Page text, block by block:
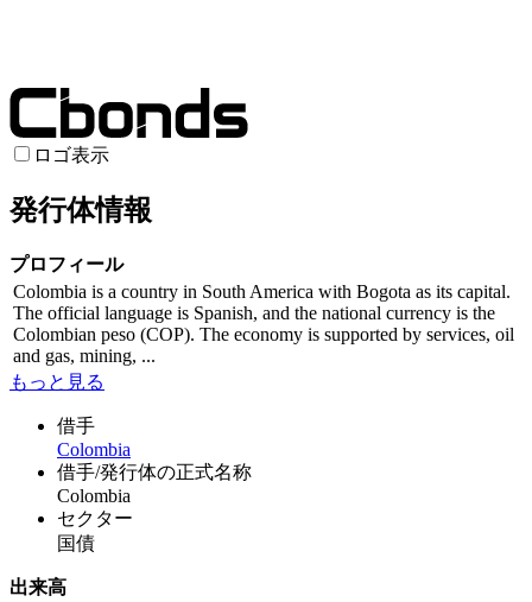
ロゴ表示
発行体情報
プロフィール
Colombia is a country in South America with Bogota as its capital.
The official language is Spanish, and the national currency is the
Colombian peso (COP). The economy is supported by services, oil
and gas, mining, ...
もっと見る
借手
Colombia
借手/発行体の正式名称
Colombia
セクター
国債
出来高